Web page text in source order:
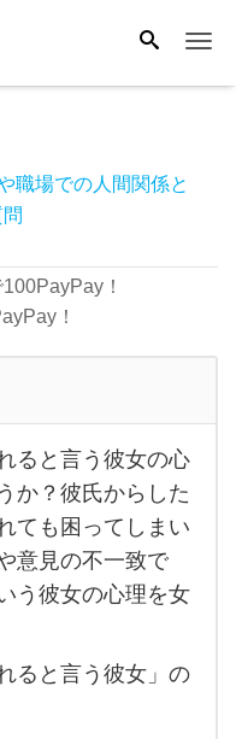
職場での人間関係と
！
！
ると言う彼女の心
か？彼氏からした
ても困ってしまい
意見の不一致で
う彼女の心理を女
ると言う彼女」の